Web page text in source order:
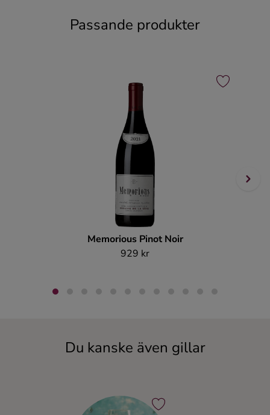
Passande produkter
Memorious Pinot Noir
929 kr
Du kanske även gillar